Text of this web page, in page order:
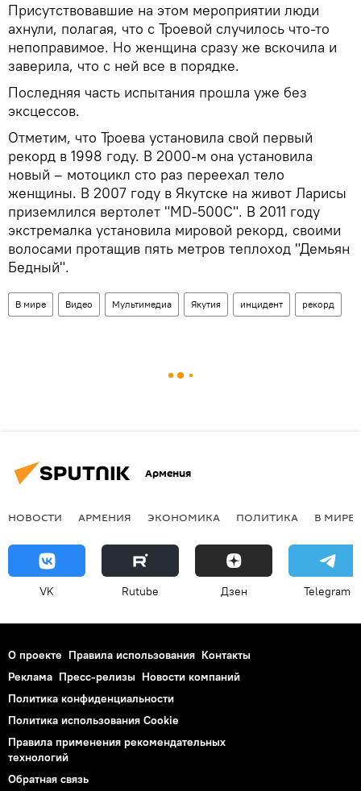
Присутствовавшие на этом мероприятии люди
ахнули, полагая, что с Троевой случилось что-то
непоправимое. Но женщина сразу же вскочила и
заверила, что с ней все в порядке.
Последняя часть испытания прошла уже без
эксцессов.
Отметим, что Троева установила свой первый
рекорд в 1998 году. В 2000-м она установила
новый – мотоцикл сто раз переехал тело
женщины. В 2007 году в Якутске на живот Ларисы
приземлился вертолет "MD-500C". В 2011 году
экстремалка установила мировой рекорд, своими
волосами протащив пять метров теплоход "Демьян
Бедный".
В мире Видео Мультимедиа Якутия инцидент рекорд
Армения
НОВОСТИ АРМЕНИЯ ЭКОНОМИКА ПОЛИТИКА В МИРЕ
VK Rutube Дзен Telegram
О проекте Правила использования Контакты
Реклама Пресс-релизы Новости компаний
Политика конфиденциальности
Политика использования Cookie
Правила применения рекомендательных
технологий
Обратная связь